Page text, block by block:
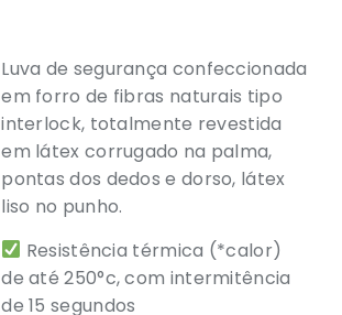
Luva de segurança confeccionada
em forro de fibras naturais tipo
interlock, totalmente revestida
em látex corrugado na palma,
pontas dos dedos e dorso, látex
liso no punho.
Resistência térmica (*calor)
de até 250°c, com intermitência
de 15 segundos